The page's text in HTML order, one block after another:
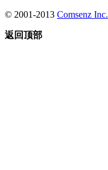
© 2001-2013 Comsenz Inc.
返回顶部